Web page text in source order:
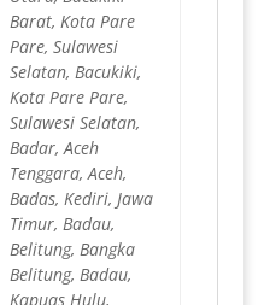
Barat, Kota Pare
Pare, Sulawesi
Selatan, Bacukiki,
Kota Pare Pare,
Sulawesi Selatan,
Badar, Aceh
Tenggara, Aceh,
Badas, Kediri, Jawa
Timur, Badau,
Belitung, Bangka
Belitung, Badau,
Kapuas Hulu,